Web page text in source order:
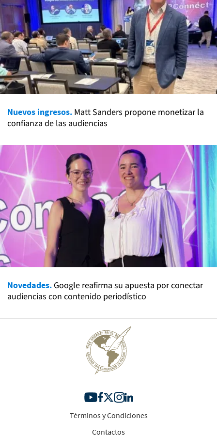
Nuevos ingresos. Matt Sanders propone monetizar la
confianza de las audiencias
Novedades. Google reafirma su apuesta por conectar
audiencias con contenido periodístico
Términos y Condiciones
Contactos